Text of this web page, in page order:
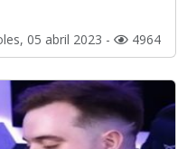
05 abril 2023 - 4964